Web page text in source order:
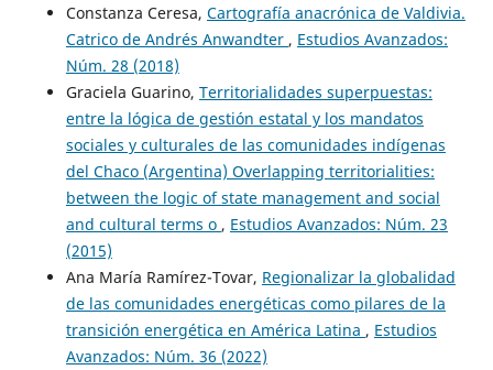
Constanza Ceresa, Cartografía anacrónica de Valdivia.
Catrico de Andrés Anwandter , Estudios Avanzados:
Núm. 28 (2018)
Graciela Guarino, Territorialidades superpuestas:
entre la lógica de gestión estatal y los mandatos
sociales y culturales de las comunidades indígenas
del Chaco (Argentina) Overlapping territorialities:
between the logic of state management and social
and cultural terms o , Estudios Avanzados: Núm. 23
(2015)
Ana María Ramírez-Tovar, Regionalizar la globalidad
de las comunidades energéticas como pilares de la
transición energética en América Latina , Estudios
Avanzados: Núm. 36 (2022)